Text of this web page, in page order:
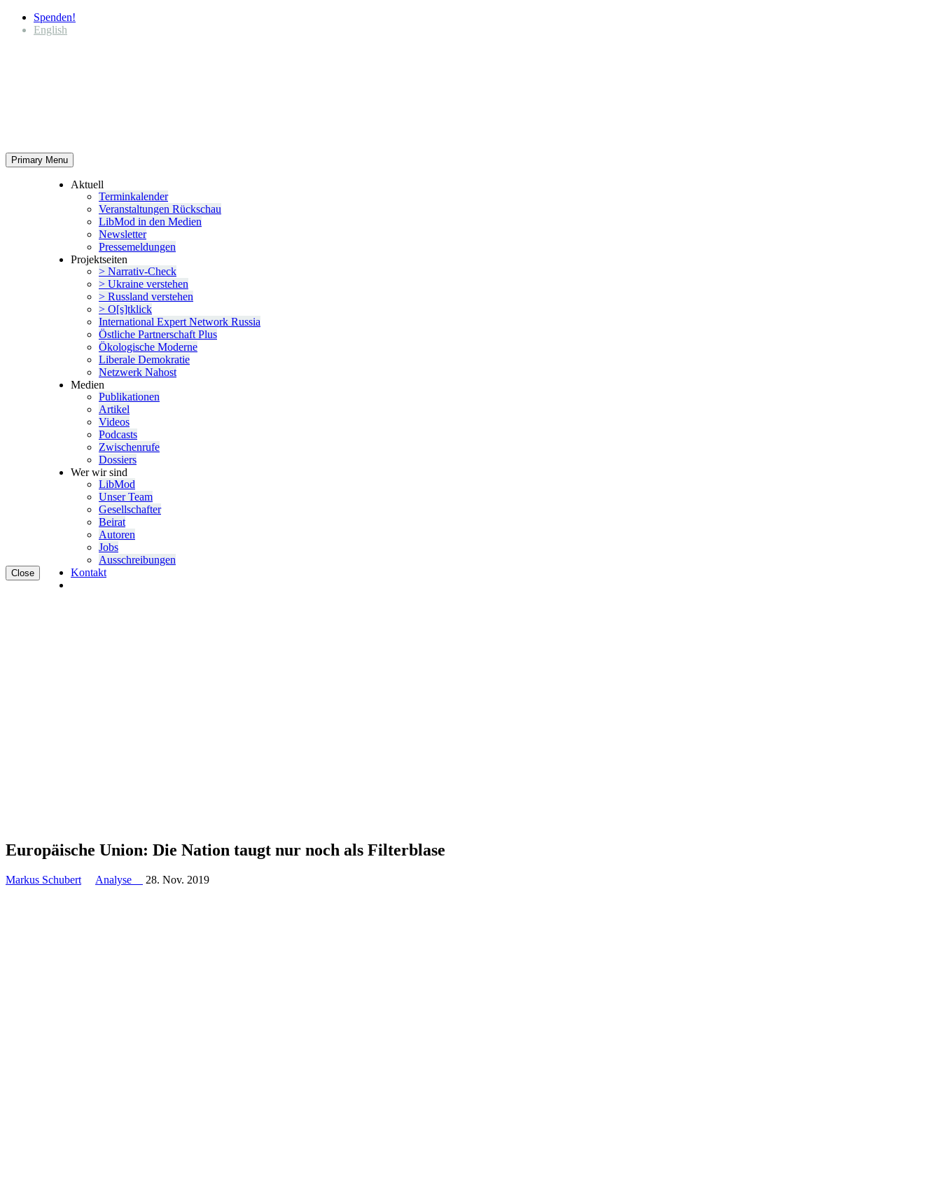
Spenden!
English
Primary Menu
Close
Aktuell
Termin­ka­lender
Veran­stal­tungen Rückschau
LibMod in den Medien
Newsletter
Presse­mel­dungen
Projekt­seiten
> Narrativ-Check
> Ukraine verstehen
> Russland verstehen
> O[s]tklick
Inter­na­tional Expert Network Russia
Östliche Partner­schaft Plus
Ökolo­gische Moderne
Liberale Demokratie
Netzwerk Nahost
Medien
Publi­ka­tionen
Artikel
Videos
Podcasts
Zwischenrufe
Dossiers
Wer wir sind
LibMod
Unser Team
Gesell­schafter
Beirat
Autoren
Jobs
Ausschrei­bungen
Kontakt
Europäische Union: Die Nation taugt nur noch als Filterblase
Markus Schubert Analyse 28. Nov. 2019